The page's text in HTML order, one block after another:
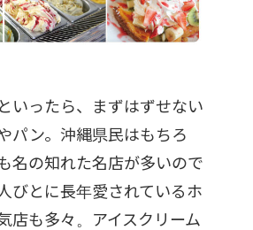
いったら、まずはずせない
パン。沖縄県民はもちろ
名の知れた名店が多いので
びとに長年愛されているホ
店も多々。アイスクリーム